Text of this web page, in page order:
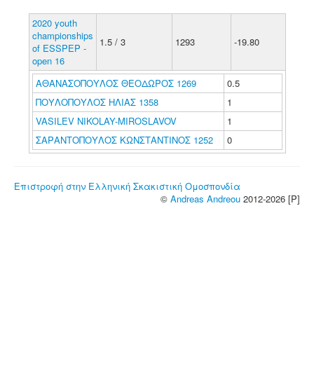
2020 youth
championships
of ESSPEP -
open 16
1.5 / 3 1293 -19.80
ΑΘΑΝΑΣΟΠΟΥΛΟΣ ΘΕΟΔΩΡΟΣ 1269
0.5
ΠΟΥΛΟΠΟΥΛΟΣ ΗΛΙΑΣ 1358
1
VASILEV NIKOLAY-MIROSLAVOV
1
ΣΑΡΑΝΤΟΠΟΥΛΟΣ ΚΩΝΣΤΑΝΤΙΝΟΣ 1252
0
Επιστροφή στην Ελληνική Σκακιστική Ομοσπονδία
© Andreas Andreou 2012-2026 [P]